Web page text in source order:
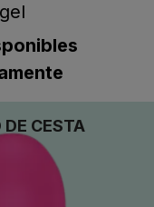
DE CESTA